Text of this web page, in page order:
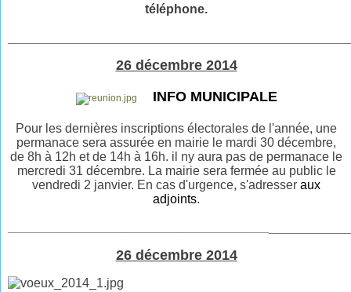
téléphone.
26 décembre 2014
INFO MUNICIPALE
Pour les dernières inscriptions électorales de l'année, une
permanace sera assurée en mairie le mardi 30 décembre,
de 8h à 12h et de 14h à 16h. il ny aura pas de permanace le
mercredi 31 décembre. La mairie sera fermée au public le
vendredi 2 janvier. En cas d'urgence, s'adresser aux
adjoints.
26 décembre 2014